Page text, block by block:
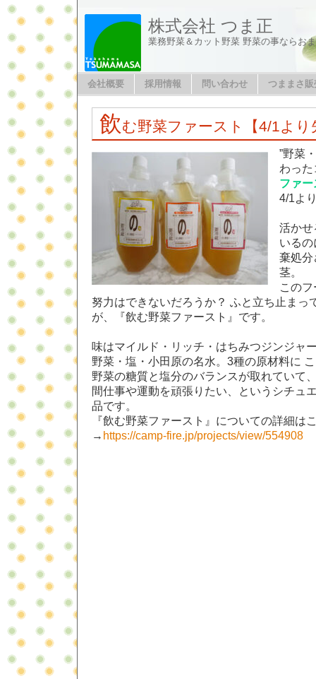
株式会社 つま正
業務野菜＆カット野菜 野菜の事ならお
会社概要 採用情報 問い合わせ つままさ
飲む野菜ファースト【4/1より
”野菜
わっ
ファー
4/1よ
活かせ
いる
棄処分
茎。
この
努力はできないだろうか？ ふと立ち止まっ
が、『飲む野菜ファースト』です。
味はマイルド・リッチ・はちみつジンジャ
野菜・塩・小田原の名水。3種の原材料に
野菜の糖質と塩分のバランスが取れていて
間仕事や運動を頑張りたい、というシチュ
品です。
『飲む野菜ファースト』についての詳細は
→ https://camp-fire.jp/projects/view/554908